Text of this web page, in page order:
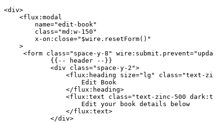
<div>
    <
flux : modal
        name
="edit-book"
        class=
"md:w-150"
        x
-on : close=" $wire .resetForm()"
    >
     <
form class="space-y-8" wire : submit . prevent=
            {{
-- header -- }}
            <
div class="space-y-2">
                <
flux : heading size="lg" class="text-
                    Edit
Book
                </
flux : heading>
                <
flux : text class="text-zinc-500
                    Edit
your book details below
                </
flux : text>
            </
div>